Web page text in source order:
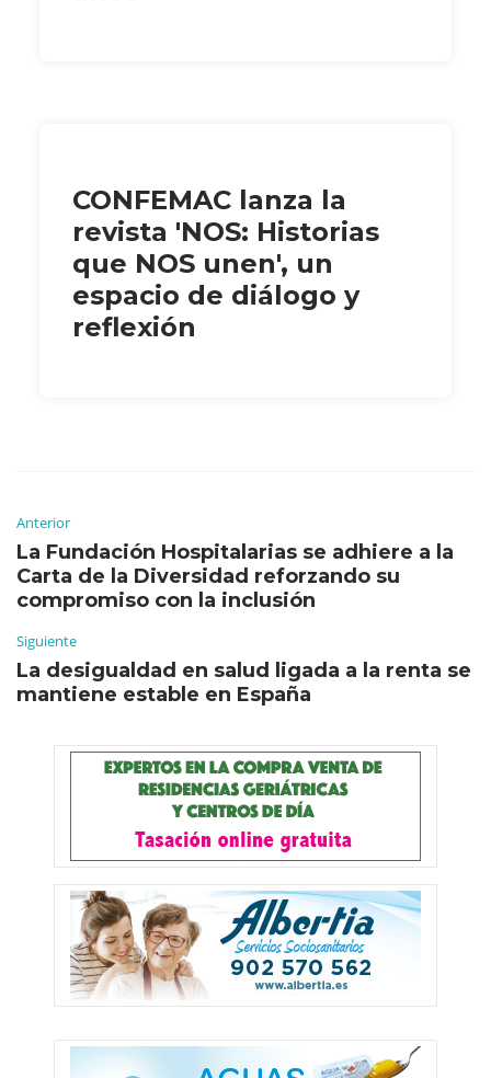
CONFEMAC lanza la
revista 'NOS: Historias
que NOS unen', un
espacio de diálogo y
reflexión
Anterior
La Fundación Hospitalarias se adhiere a la
Carta de la Diversidad reforzando su
compromiso con la inclusión
Siguiente
La desigualdad en salud ligada a la renta se
mantiene estable en España